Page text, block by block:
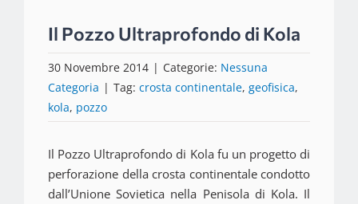
Il Pozzo Ultraprofondo di Kola
30 Novembre 2014 | Categorie: Nessuna
Categoria | Tag: crosta continentale, geofisica,
kola, pozzo
Il Pozzo Ultraprofondo di Kola fu un progetto di
perforazione della crosta continentale condotto
dall’Unione Sovietica nella Penisola di Kola. Il